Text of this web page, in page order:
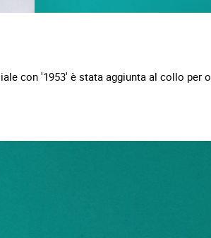
con '1953' è stata aggiunta al collo per